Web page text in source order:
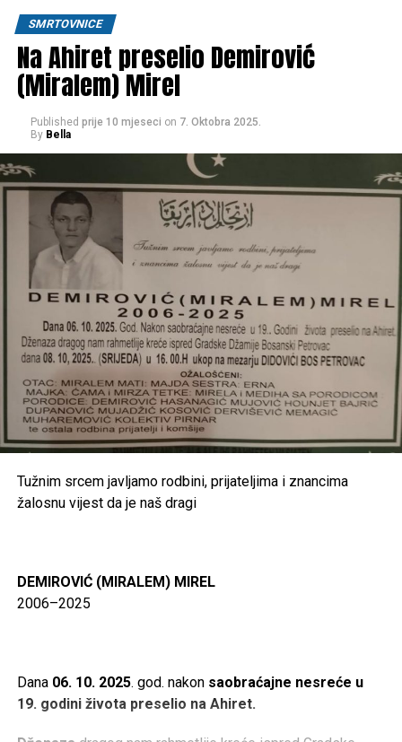
SMRTOVNICE
Na Ahiret preselio Demirović
(Miralem) Mirel
Published prije 10 mjeseci on 7. Oktobra 2025.
By Bella
Tužnim srcem javljamo rodbini, prijateljima i znancima
žalosnu vijest da je naš dragi
DEMIROVIĆ (MIRALEM) MIREL
2006–2025
Dana 06. 10. 2025. god. nakon saobraćajne nesreće u
19. godini života preselio na Ahiret.